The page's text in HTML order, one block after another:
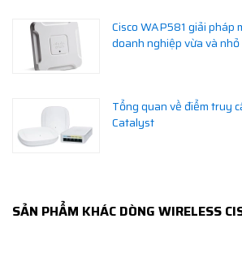
Cisco WAP581 giải pháp
doanh nghiệp vừa và nhỏ
Tổng quan về điểm truy
Catalyst
SẢN PHẨM KHÁC DÒNG WIRELESS